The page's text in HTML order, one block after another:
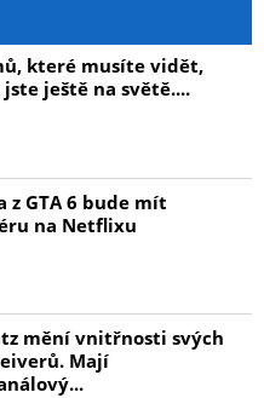
které musíte vidět,
ještě na světě....
z GTA 6 bude mít
na Netflixu
mění vnitřnosti svých
Mají